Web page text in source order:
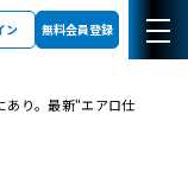
ン 無料会員登録
あり。最新“エアロ仕